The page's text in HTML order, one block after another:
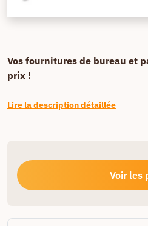
Vos fournitures de bureau et
prix !
Lire la description détaillée
Voir les